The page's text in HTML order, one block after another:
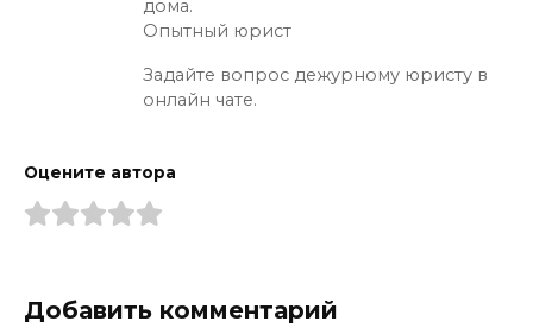
дома.
Опытный юрист
Задайте вопрос дежурному юристу в
онлайн чате.
Оцените автора
Добавить комментарий